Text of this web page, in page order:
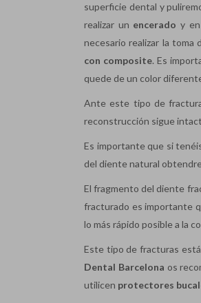
superficie dental y
realizar un encerado y
necesario realizar la toma
con composite. Es
quede de un color
Ante este tipo de
reconstrucción sigue
Es importante que si
del diente natural
El fragmento del diente
fracturado es importante
lo más rápido posible a la
Este tipo de fracturas
Dental Barcelona os
utilicen protectores